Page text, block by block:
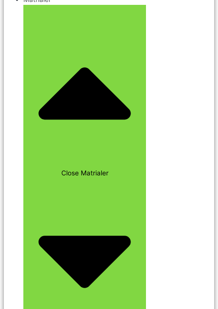
Close Matrialer